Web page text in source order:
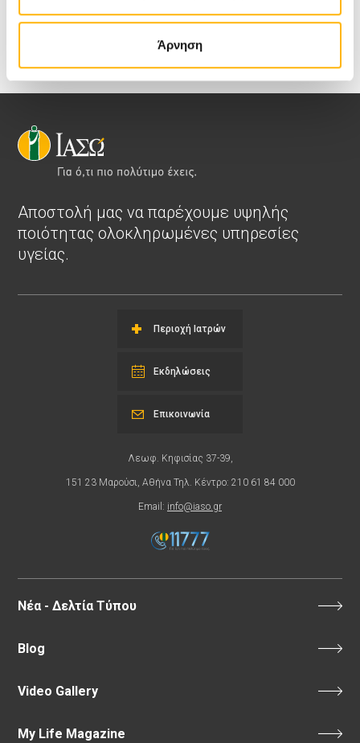
Άρνηση
Δείτε όλα τα νέα
Αποστολή μας να παρέχουμε υψηλής
ποιότητας ολοκληρωμένες υπηρεσίες
υγείας.
Περιοχή Ιατρών
Εκδηλώσεις
Λεωφ. Κηφισίας 37-39,
151 23 Μαρούσι, Αθήνα Τηλ. Κέντρο: 210 61 84 000
Email: info@iaso.gr
Επικοινωνία
Νέα - Δελτία Τύπου
Blog
Video Gallery
My Life Magazine